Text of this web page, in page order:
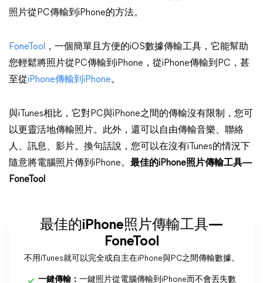
照片從PC傳輸到iPhone的方法。
FoneTool
，一個簡單且方便的iOS數據傳輸工具，它能幫助
您輕鬆將照片從PC傳輸到iPhone，從iPhone傳輸到PC，甚
至從iPhone傳輸到iPhone。
與iTunes相比，它對PC與iPhone之間的傳輸沒有限制，您可
以更靈活地傳輸照片。此外，還可以自由傳輸音樂、聯絡
人、訊息、影片。換句話說，您可以在沒有iTunes的情況下
隨意將電腦照片傳到iPhone。 最佳的iPhone照片傳輸工具—
FoneTool
最佳的iPhone照片傳輸工具—
FoneTool
不用iTunes就可以完全或自主在iPhone與PC之間傳輸數據。
一鍵傳輸： 一鍵照片從電腦傳輸到iPhone而不會丟失數